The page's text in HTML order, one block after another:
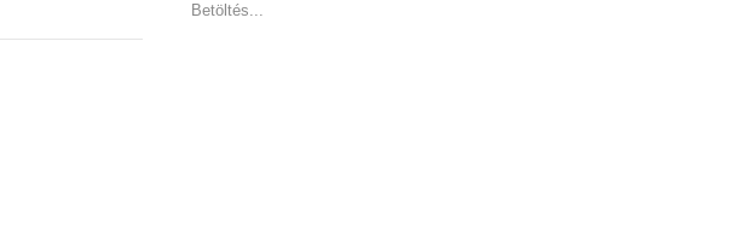
Betöltés...